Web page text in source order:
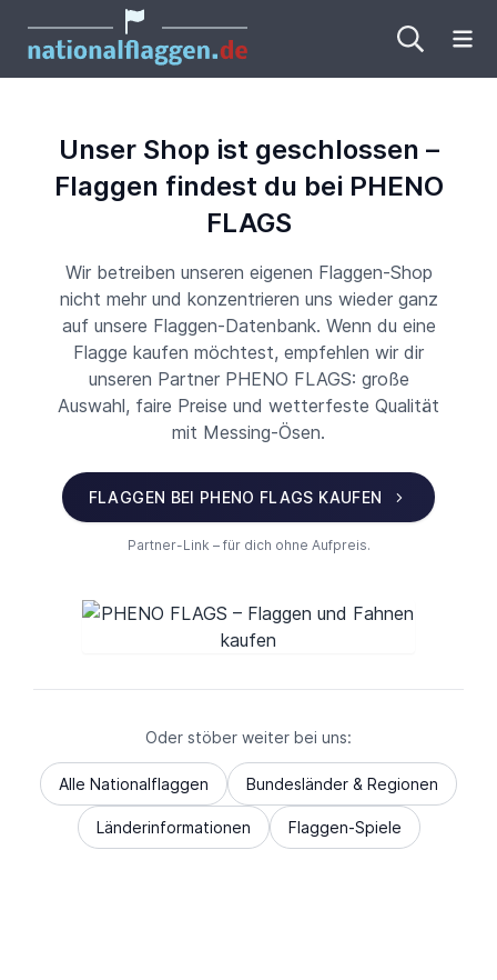
Unser Shop ist geschlossen –
Flaggen findest du bei PHENO
FLAGS
Wir betreiben unseren eigenen Flaggen-Shop
nicht mehr und konzentrieren uns wieder ganz
auf unsere Flaggen-Datenbank. Wenn du eine
Flagge kaufen möchtest, empfehlen wir dir
unseren Partner PHENO FLAGS: große
Auswahl, faire Preise und wetterfeste Qualität
mit Messing-Ösen.
FLAGGEN BEI PHENO FLAGS KAUFEN
Partner-Link – für dich ohne Aufpreis.
Oder stöber weiter bei uns:
Alle Nationalflaggen Bundesländer & Regionen
Länderinformationen Flaggen-Spiele